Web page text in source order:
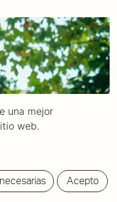
una mejor
web.
Acepto